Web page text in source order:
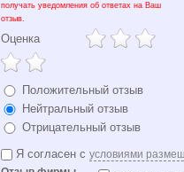
получать уведомления об ответах на Ваш
отзыв.
Оценка
Положительный отзыв
Нейтральный отзыв
Отрицательный отзыв
Я согласен с условиями